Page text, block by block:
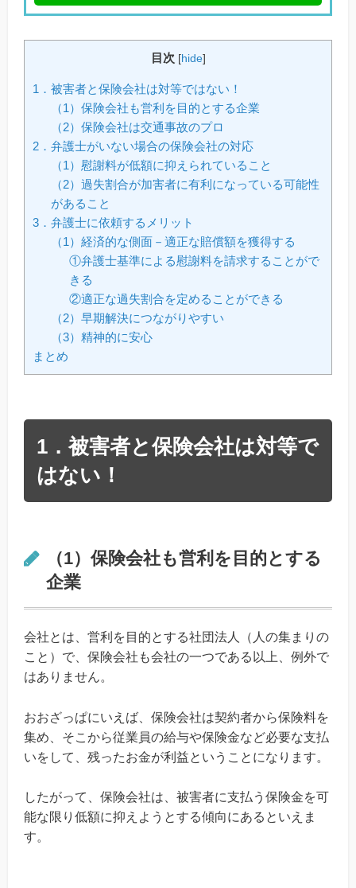
目次 [hide]
1．被害者と保険会社は対等ではない！
（1）保険会社も営利を目的とする企業
（2）保険会社は交通事故のプロ
2．弁護士がいない場合の保険会社の対応
（1）慰謝料が低額に抑えられていること
（2）過失割合が加害者に有利になっている可能性
があること
3．弁護士に依頼するメリット
（1）経済的な側面－適正な賠償額を獲得する
①弁護士基準による慰謝料を請求することがで
きる
②適正な過失割合を定めることができる
（2）早期解決につながりやすい
（3）精神的に安心
まとめ
1．被害者と保険会社は対等で
はない！
（1）保険会社も営利を目的とする
企業
会社とは、営利を目的とする社団法人（人の集まりの
こと）で、保険会社も会社の一つである以上、例外で
はありません。
おおざっぱにいえば、保険会社は契約者から保険料を
集め、そこから従業員の給与や保険金など必要な支払
いをして、残ったお金が利益ということになります。
したがって、保険会社は、被害者に支払う保険金を可
能な限り低額に抑えようとする傾向にあるといえま
す。